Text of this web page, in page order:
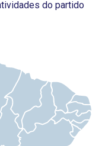
do partido